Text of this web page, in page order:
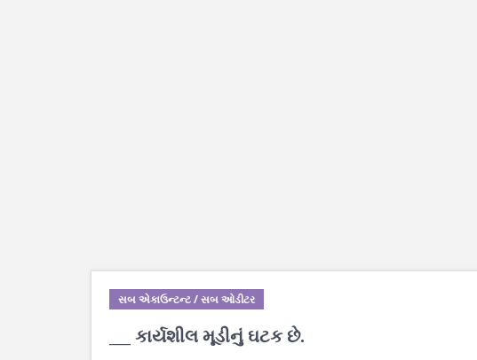
સબ એકાઉન્ટન્ટ / સબ ઓડીટર
___ કાર્યશીલ મૂડીનું ઘટક છે.